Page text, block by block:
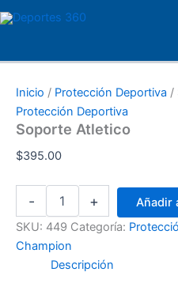
Ir
al
Inicio / Protección Deportiva /
Protección Deportiva
Soporte Atletico
$395.00
-
Atletico
+
Añadir
SKU: 449 Categoría:
Champion
Descripción